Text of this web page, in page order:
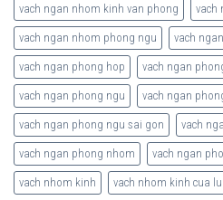
vach ngan nhom kinh van phong vach
vach ngan nhom phong ngu vach
vach ngan phong hop vach ngan
vach ngan phong ngu vach ngan
vach ngan phong ngu sai gon vach
vach ngan phong nhom vach ngan
vach nhom kinh vach nhom kinh cua